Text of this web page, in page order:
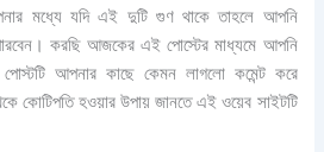
মধ্যে যদি এই দুটি গুণ থাকে তাহলে আপনি
করছি আজকের এই পোস্টের মাধ্যমে আপনি
আপনার কাছে কেমন লাগলো কমেন্ট করে
কোটিপতি হওয়ার উপায় জানতে এই ওয়েব সাইটটি